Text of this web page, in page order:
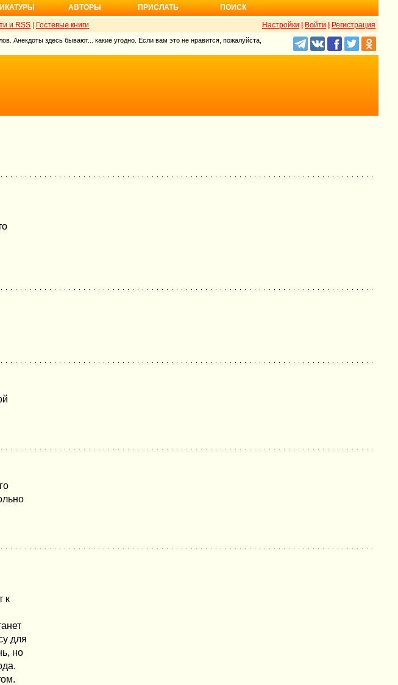
АВТОРЫ ПРИСЛАТЬ ПОИСК
Настройки Войти Регистрация
и RSS Гостевые книги
Анекдоты здесь бывают... какие угодно. Если вам это не нравится, пожалуйста,
к
для
но